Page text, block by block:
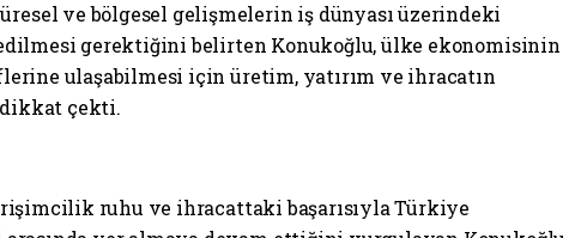
ve bölgesel gelişmelerin iş dünyası üzerindeki
gerektiğini belirten Konukoğlu, ülke ekonomisinin
ulaşabilmesi için üretim, yatırım ve ihracatın
çekti.
ruhu ve ihracattaki başarısıyla Türkiye